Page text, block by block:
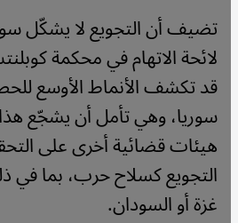
تضيف أن التجويع لا يشكّل
لائحة الاتهام في محكمة
قد تكشف الأنماط الأوسع
سوريا، وهي تأمل أن يشجّع
هيئات قضائية أخرى على
التجويع كسلاح حرب، بما
غزة أو السودان.